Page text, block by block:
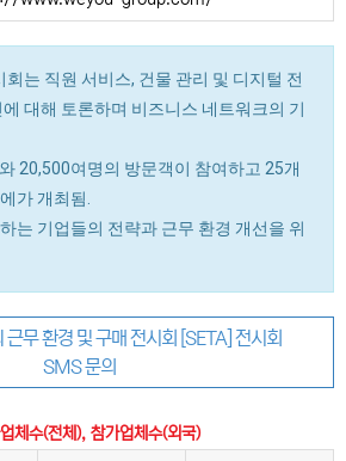
회는 직원 서비스, 건물 관리 및 디지털 전
대해 토론하며 비즈니스 네트워크의 기
20,500여명의 방문객이 참여하고 25개
가 개최됨.
는 기업들의 전략과 근무 환경 개선을 위
무 환경 및 구매 전시회 [SETA] 전시회
SMS 문의
체수(전체), 참가업체수(외국)